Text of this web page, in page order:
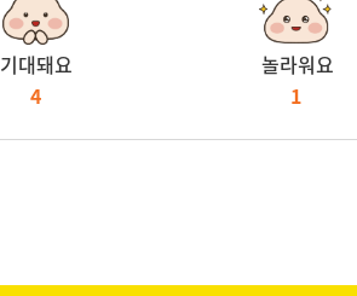
기대돼요
4
놀라워요
1